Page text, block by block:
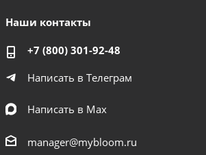
Наши контакты
+7 (800) 301-92-48
Написать в Телеграм
Написать в Мах
manager@mybloom.ru